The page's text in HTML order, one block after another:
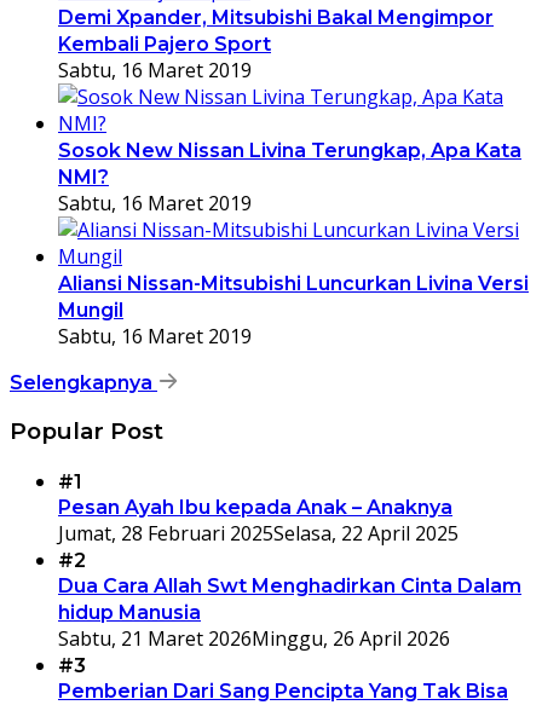
Demi Xpander, Mitsubishi Bakal Mengimpor
Kembali Pajero Sport
Sabtu, 16 Maret 2019
Sosok New Nissan Livina Terungkap, Apa Kata
NMI?
Sabtu, 16 Maret 2019
Aliansi Nissan-Mitsubishi Luncurkan Livina Versi
Mungil
Sabtu, 16 Maret 2019
Selengkapnya
Popular Post
#1
Pesan Ayah Ibu kepada Anak – Anaknya
Jumat, 28 Februari 2025Selasa, 22 April 2025
#2
Dua Cara Allah Swt Menghadirkan Cinta Dalam
hidup Manusia
Sabtu, 21 Maret 2026Minggu, 26 April 2026
#3
Pemberian Dari Sang Pencipta Yang Tak Bisa